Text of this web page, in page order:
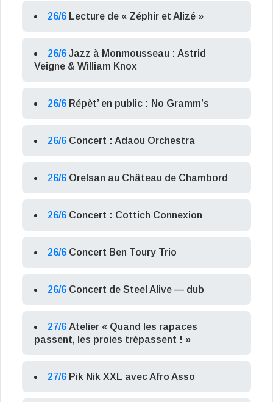
26/6 Lecture de « Zéphir et Alizé »
26/6 Jazz à Monmousseau : Astrid
Veigne & William Knox
26/6 Répèt’ en public : No Gramm’s
26/6 Concert : Adaou Orchestra
26/6 Orelsan au Château de Chambord
26/6 Concert : Cottich Connexion
26/6 Concert Ben Toury Trio
26/6 Concert de Steel Alive — dub
27/6 Atelier « Quand les rapaces
passent, les proies trépassent ! »
27/6 Pik Nik XXL avec Afro Asso